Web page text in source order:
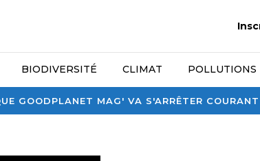
GOODPLANET MAG' VA S'ARRÊTER
BIODIVERSITÉ CLIMAT POLLUTIONS